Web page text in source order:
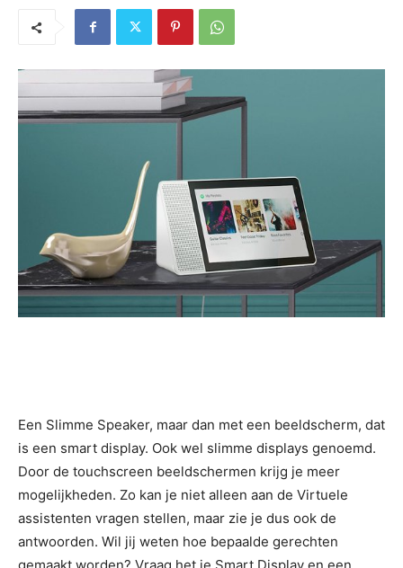
Een Slimme Speaker, maar dan met een beeldscherm, dat
is een smart display. Ook wel slimme displays genoemd.
Door de touchscreen beeldschermen krijg je meer
mogelijkheden. Zo kan je niet alleen aan de Virtuele
assistenten vragen stellen, maar zie je dus ook de
antwoorden. Wil jij weten hoe bepaalde gerechten